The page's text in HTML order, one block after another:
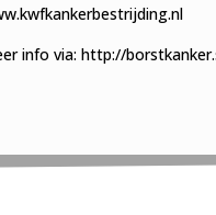
info via: http://